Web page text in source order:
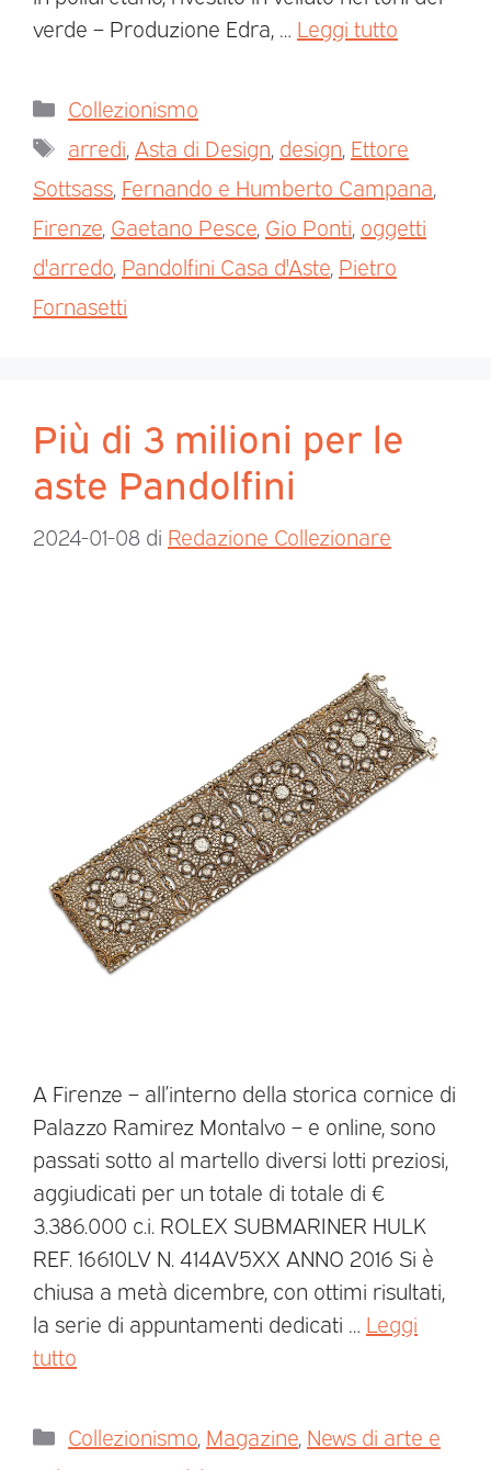
verde – Produzione Edra, … Leggi tutto
Collezionismo
arredi Asta di Design design Ettore
Sottsass Fernando e Humberto Campana
Firenze Gaetano Pesce Gio Ponti oggetti
d'arredo Pandolfini Casa d'Aste Pietro
Fornasetti
Più di 3 milioni per le
aste Pandolfini
2024-01-08 di Redazione Collezionare
A Firenze – all’interno della storica cornice di
Palazzo Ramirez Montalvo – e online, sono
passati sotto al martello diversi lotti preziosi,
aggiudicati per un totale di totale di €
3.386.000 c.i. ROLEX SUBMARINER HULK
REF. 16610LV N. 414AV5XX ANNO 2016 Si è
chiusa a metà dicembre, con ottimi risultati,
la serie di appuntamenti dedicati … Leggi
tutto
Collezionismo Magazine News di arte e